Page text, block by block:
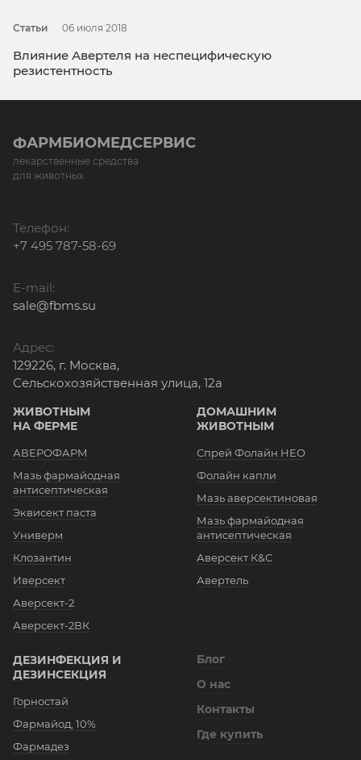
Статьи 06 июля 2018
Влияние Авертеля на неспецифическую
резистентность
ФАРМБИОМЕДСЕРВИС
лекарственные средства
для животных
Телефон:
+7 495 787-58-69
E-mail:
sale@fbms.su
Адрес:
129226, г. Москва,
Сельскохозяйственная улица, 12а
ЖИВОТНЫМ
НА ФЕРМЕ
АВЕРОФАРМ
Мазь фармайодная
антисептическая
Эквисект паста
Универм
Клозантин
Иверсект
Аверсект-2
Аверсект-2ВК
ДОМАШНИМ
ЖИВОТНЫМ
Спрей Фолайн НЕО
Фолайн капли
Мазь аверсектиновая
Мазь фармайодная
антисептическая
Аверсект К&С
Авертель
ДЕЗИНФЕКЦИЯ И
ДЕЗИНСЕКЦИЯ
Горностай
Фармайод, 10%
Фармадез
Блог
О нас
Контакты
Где купить